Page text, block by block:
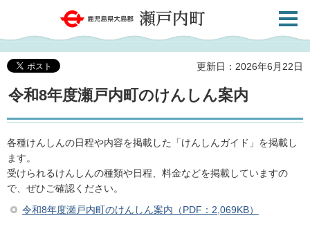
鹿児島県大島郡 瀬戸内町
共通メ
更新日：2026年6月22日
令和8年度瀬戸内町のけんしん案内
各種けんしんの日程や内容を掲載した「けんしんガイド」を掲載し
ます。
受けられるけんしんの種類や日程、料金などを掲載していますの
で、ぜひご確認ください。
令和8年度瀬戸内町のけんしん案内（PDF：2,069KB）